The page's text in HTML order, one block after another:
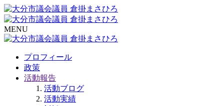
MENU
プロフィール
政策
活動報告
活動ブログ
活動実績